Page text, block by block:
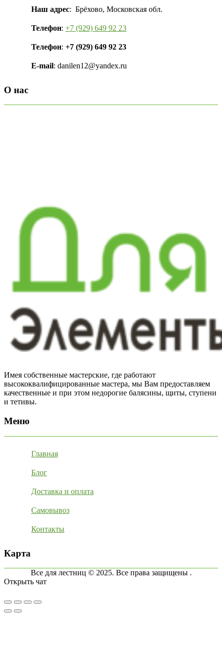
Наш адрес: Брёхово, Московская обл.
Телефон: +7 (929) 649 92 23
Телефон: +7 (929) 649 92 23
E-mail: danilen12@yandex.ru
О нас
Имея собственные мастерские, где работают
высококвалифицированные мастера, мы Вам предоставляем
качественные и при этом недорогие балясины, щиты, ступени
и тетивы.
Меню
Главная
Блог
Доставка и оплата
Самовывоз
Контакты
Карта
Все для лестниц © 2025. Все права защищены .
Открыть чат